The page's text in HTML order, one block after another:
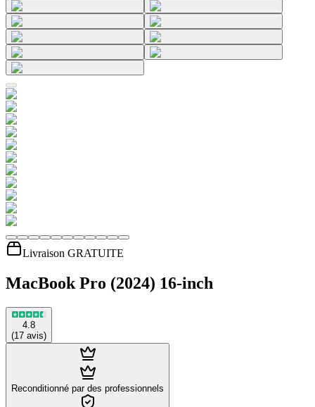
Livraison GRATUITE
MacBook Pro (2024) 16-inch
4.8
(17 avis)
Reconditionné par des professionnels